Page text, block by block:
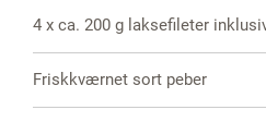
4 x ca. 200 g laksefileter
Friskkværnet sort peber